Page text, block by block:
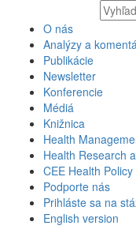
text
O nás
Analýzy a
Publikácie
Newsletter
Konferencie
Médiá
Knižnica
Health
Health Research
CEE Health
Podporte nás
Prihláste sa na
English version